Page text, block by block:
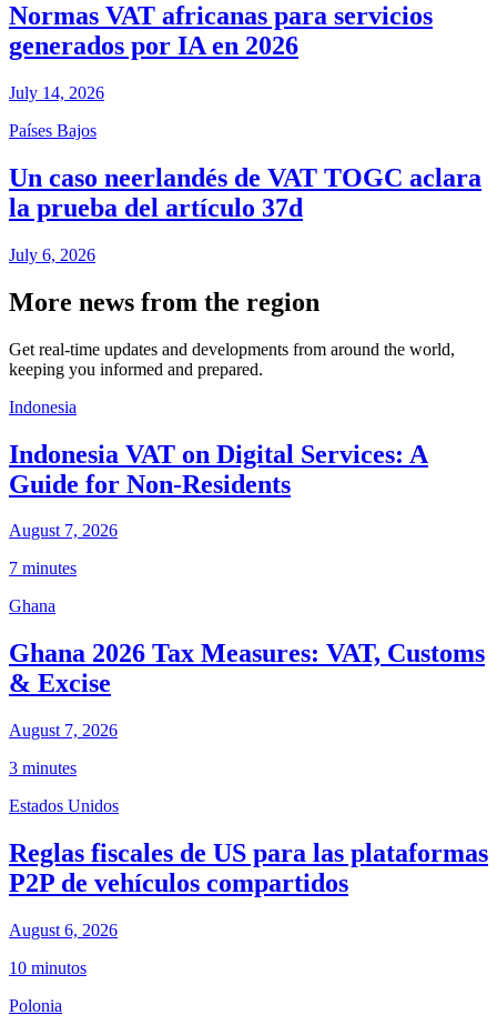
Normas VAT africanas para servicios
generados por IA en 2026
July 14, 2026
Países Bajos
Un caso neerlandés de VAT TOGC aclara
la prueba del artículo 37d
July 6, 2026
More news from the region
Get real-time updates and developments from around the world,
keeping you informed and prepared.
Indonesia
Indonesia VAT on Digital Services: A
Guide for Non-Residents
August 7, 2026
7 minutes
Ghana
Ghana 2026 Tax Measures: VAT, Customs
& Excise
August 7, 2026
3 minutes
Estados Unidos
Reglas fiscales de US para las plataformas
P2P de vehículos compartidos
August 6, 2026
10 minutos
Polonia